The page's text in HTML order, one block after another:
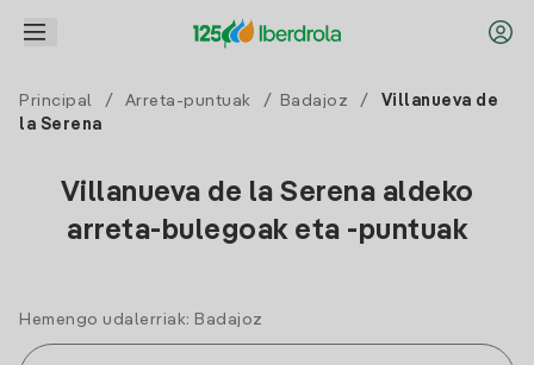
Principal / Arreta-puntuak / Badajoz /
Villanueva de
la Serena
Villanueva de la Serena aldeko
arreta-bulegoak eta -puntuak
Hemengo udalerriak: Badajoz